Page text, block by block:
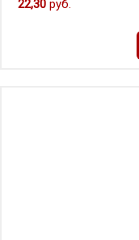
22,30 руб.